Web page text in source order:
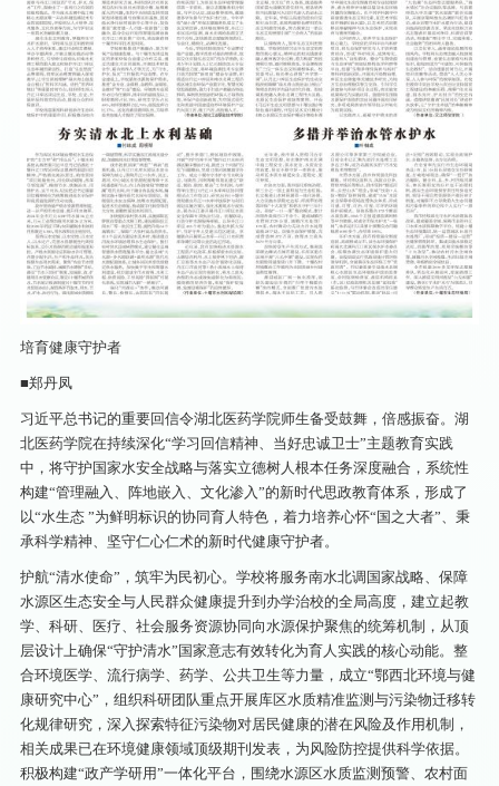
培育健康守护者
■郑丹凤
习近平总书记的重要回信令湖北医药学院师生备受鼓舞，倍感振奋。湖
北医药学院在持续深化“学习回信精神、当好忠诚卫士”主题教育实践
中，将守护国家水安全战略与落实立德树人根本任务深度融合，系统性
构建“管理融入、阵地嵌入、文化渗入”的新时代思政教育体系，形成了
以“水生态 ”为鲜明标识的协同育人特色，着力培养心怀“国之大者”、秉
承科学精神、坚守仁心仁术的新时代健康守护者。
护航“清水使命”，筑牢为民初心。学校将服务南水北调国家战略、保障
水源区生态安全与人民群众健康提升到办学治校的全局高度，建立起教
学、科研、医疗、社会服务资源协同向水源保护聚焦的统筹机制，从顶
层设计上确保“守护清水”国家意志有效转化为育人实践的核心动能。整
合环境医学、流行病学、药学、公共卫生等力量，成立“鄂西北环境与健
康研究中心”，组织科研团队重点开展库区水质精准监测与污染物迁移转
化规律研究，深入探索特征污染物对居民健康的潜在风险及作用机制，
相关成果已在环境健康领域顶级期刊发表，为风险防控提供科学依据。
积极构建“政产学研用”一体化平台，围绕水源区水质监测预警、农村面